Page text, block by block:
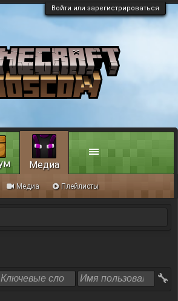
Войти или зарегистрироваться
Медиа
Медиа Плейлисты